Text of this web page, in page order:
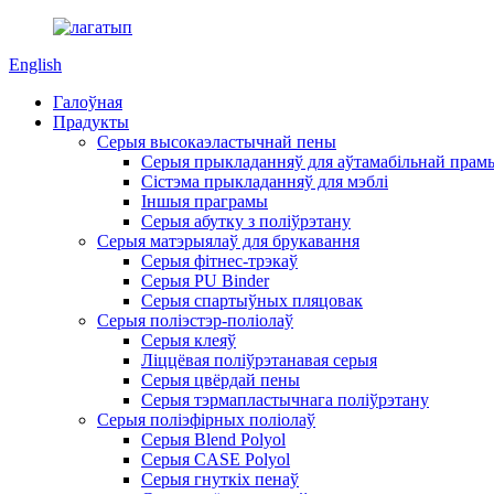
English
Галоўная
Прадукты
Серыя высокаэластычнай пены
Серыя прыкладанняў для аўтамабільнай
Сістэма прыкладанняў для мэблі
Іншыя праграмы
Серыя абутку з поліўрэтану
Серыя матэрыялаў для брукавання
Серыя фітнес-трэкаў
Серыя PU Binder
Серыя спартыўных пляцовак
Серыя поліэстэр-поліолаў
Серыя клеяў
Ліццёвая поліўрэтанавая серыя
Серыя цвёрдай пены
Серыя тэрмапластычнага поліўрэтану
Серыя поліэфірных поліолаў
Серыя Blend Polyol
Серыя CASE Polyol
Серыя гнуткіх пенаў